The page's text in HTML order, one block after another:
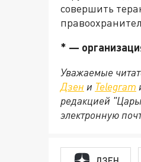
совершить
* —
Уважаемые
Дзен и Telegram
редакцией
электронную